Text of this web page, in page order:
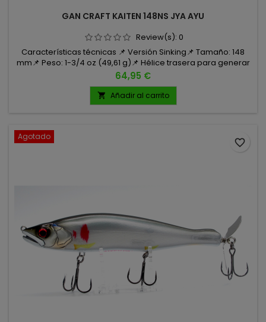
GAN CRAFT KAITEN 148NS JYA AYU
Review(s): 0
Características técnicas 📌 Versión Sinking📌 Tamaño: 148
mm📌 Peso: 1-3/4 oz (49,61 g)📌 Hélice trasera para generar
turbulencias📌 Anzuelos: Cultiva ST-36BC, tamaño 2
Precio
64,95 €
 Añadir al carrito
Agotado
favorite_border